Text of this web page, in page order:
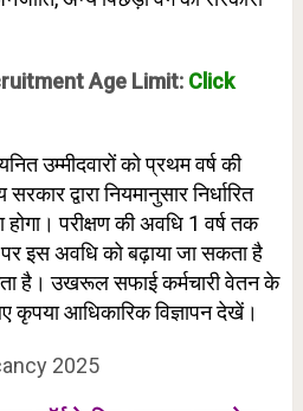
Age Limit: Click
उम्मीदवारों को प्रथम वर्ष की
द्वारा नियमानुसार निर्धारित
परीक्षण की अवधि 1 वर्ष तक
इस अवधि को बढ़ाया जा सकता है
है। उखरूल सफाई कर्मचारी वेतन के
कृपया आधिकारिक विज्ञापन देखें।
2025